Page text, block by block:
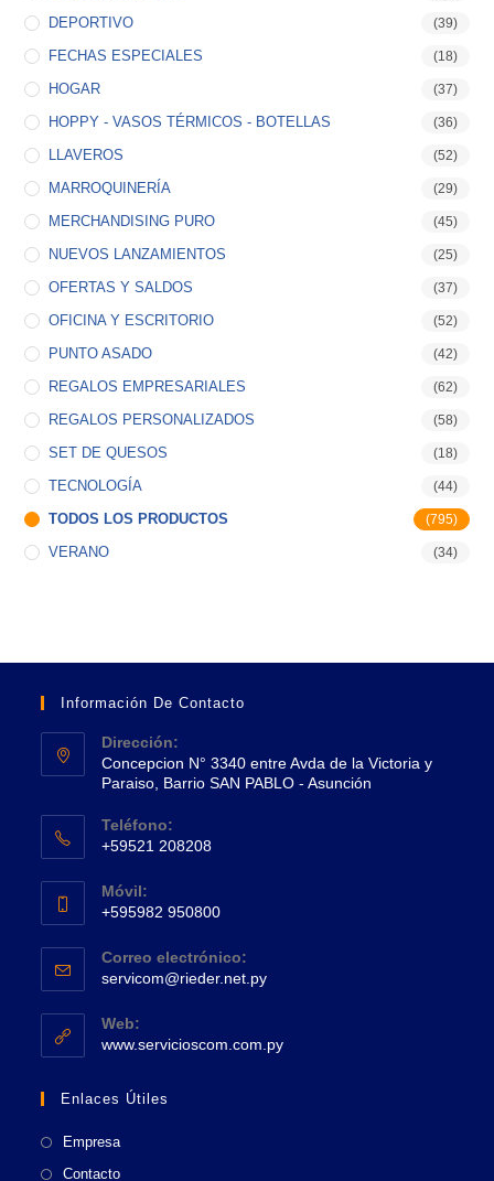
DEPORTIVO (39)
FECHAS ESPECIALES (18)
HOGAR (37)
HOPPY - VASOS TÉRMICOS - BOTELLAS (36)
LLAVEROS (52)
MARROQUINERÍA (29)
MERCHANDISING PURO (45)
NUEVOS LANZAMIENTOS (25)
OFERTAS Y SALDOS (37)
OFICINA Y ESCRITORIO (52)
PUNTO ASADO (42)
REGALOS EMPRESARIALES (62)
REGALOS PERSONALIZADOS (58)
SET DE QUESOS (18)
TECNOLOGÍA (44)
TODOS LOS PRODUCTOS (795)
VERANO (34)
Información De Contacto
Dirección:
Concepcion N° 3340 entre Avda de la Victoria y
Paraiso, Barrio SAN PABLO - Asunción
abre
una
nueva
Teléfono:
+59521 208208
abre
en
tu
aplicación
Móvil:
+595982 950800
abre
en
tu
aplicación
Correo electrónico:
servicom@rieder.net.pySe
aplicación
Web:
www.servicioscom.com.pySe
Enlaces Útiles
Empresa
Contacto